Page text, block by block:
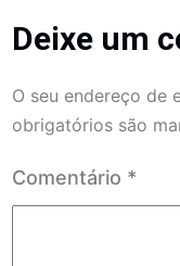
Deixe um
O seu endereço de
obrigatórios são
Comentário *